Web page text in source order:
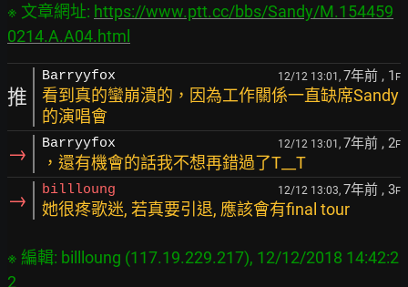
※ 文章網址: https://www.ptt.cc/bbs/Sandy/M.154459
0214.A.A04.html
推
Barryyfox 12/12 13:01, 7年前 , 1 F
看到真的蠻崩潰的，因為工作關係一直缺席Sandy
的演唱會
→ Barryyfox 12/12 13:01, 7年前 , 2F
，還有機會的話我不想再錯過了T__T
→ billloung 12/12 13:03, 7年前 , 3F
她很疼歌迷, 若真要引退, 應該會有final tour
※ 編輯: billloung (117.19.229.217), 12/12/2018 14:42:2